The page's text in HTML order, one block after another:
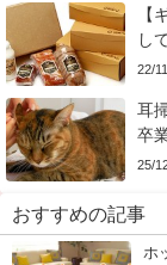
【
し
22/
耳
卒
25/
おすすめの記事
ホ